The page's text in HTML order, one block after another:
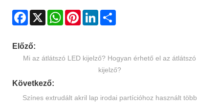
Facebook
X WhatsApp
PinterestLinkedIn
Előző:
Mi az átlátszó LED kijelző? Hogyan érhető el az átlátszó
kijelző?
Következő:
Színes extrudált akril lap irodai partícióhoz használt több